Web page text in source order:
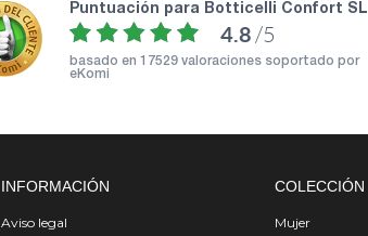
puntuación para Botticelli Confort SL
4.8 /5
basado en 17529 valoraciones soportado por
eKomi
INFORMACIÓN
Aviso legal
COLECCIÓN
Mujer